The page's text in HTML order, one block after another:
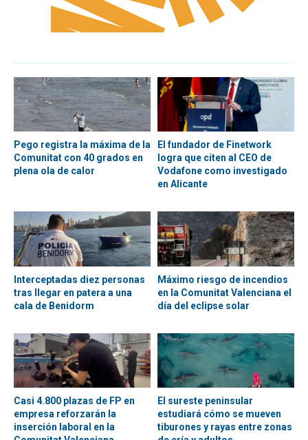
Pego registra la máxima de la
Comunitat con 40 grados en
plena ola de calor
El fundador de Finetwork
logra que citen al CEO de
Vodafone como investigado
en Alicante
Interceptadas diez personas
tras llegar en patera a una
cala de Benidorm
Máximo riesgo de incendios
en la Comunitat Valenciana el
día del eclipse solar
Casi 4.800 plazas de FP en
empresa reforzarán la
inserción laboral en la
El sureste peninsular
estudiará cómo se mueven
tiburones y rayas entre zonas